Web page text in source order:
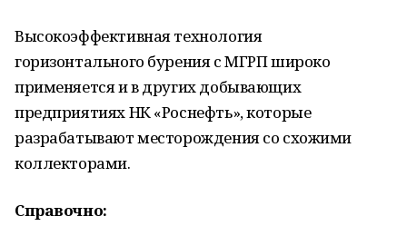
Высокоэффективная технология
горизонтального бурения с МГРП широко
применяется и в других добывающих
предприятиях НК «Роснефть», которые
разрабатывают месторождения со схожими
коллекторами.
Справочно: